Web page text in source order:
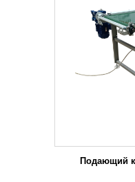
Подающий